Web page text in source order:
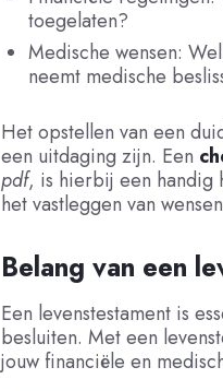
toegelaten?
Medische wensen:
neemt medische
Het opstellen van een
een uitdaging zijn. Een
pdf, is hierbij een handig
het vastleggen van
Belang van een
Een levenstestament is
besluiten. Met een
jouw financiële en